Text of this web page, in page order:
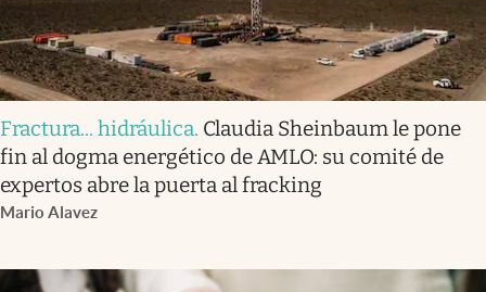
Fractura... hidráulica. Claudia Sheinbaum le pone
fin al dogma energético de AMLO: su comité de
expertos abre la puerta al fracking
Mario Alavez